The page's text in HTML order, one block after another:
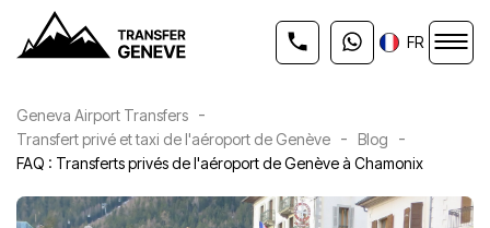
FR
Geneva Airport Transfers -
Transfert privé et taxi de l'aéroport de Genève - Blog -
FAQ : Transferts privés de l'aéroport de Genève à Chamonix